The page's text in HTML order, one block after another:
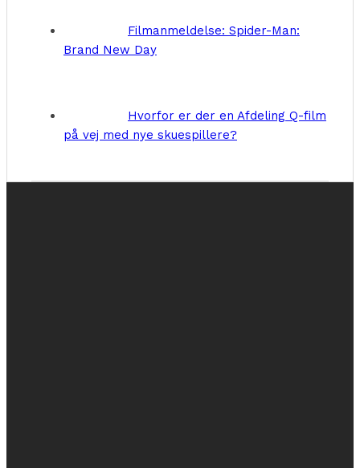
Filmanmeldelse: Spider-Man:
Brand New Day
Hvorfor er der en Afdeling Q-film
på vej med nye skuespillere?